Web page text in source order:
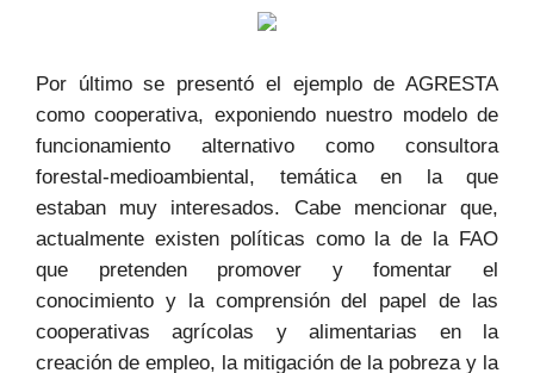
Por último se presentó el ejemplo de AGRESTA
como cooperativa, exponiendo nuestro modelo de
funcionamiento alternativo como consultora
forestal-medioambiental, temática en la que
estaban muy interesados. Cabe mencionar que,
actualmente existen políticas como la de la FAO
que pretenden promover y fomentar el
conocimiento y la comprensión del papel de las
cooperativas agrícolas y alimentarias en la
creación de empleo, la mitigación de la pobreza y la